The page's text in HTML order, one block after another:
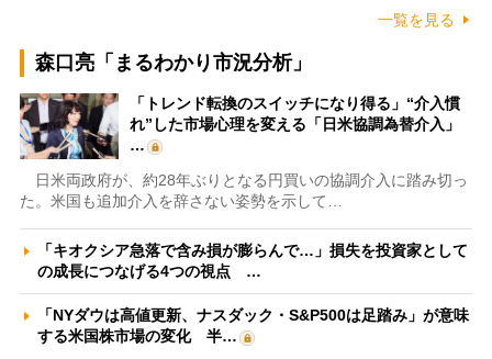
一覧を見る
森口亮「まるわかり市況分析」
「トレンド転換のスイッチになり得る」“介入慣
れ”した市場心理を変える「日米協調為替介入」
…
日米両政府が、約28年ぶりとなる円買いの協調介入に踏み切っ
た。米国も追加介入を辞さない姿勢を示して…
「キオクシア急落で含み損が膨らんで…」損失を投資家として
の成長につなげる4つの視点 …
「NYダウは高値更新、ナスダック・S&P500は足踏み」が意味
する米国株市場の変化 半…